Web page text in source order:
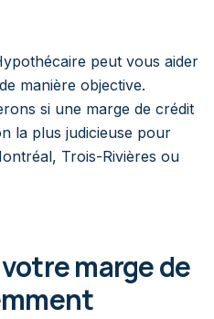
peut vous aider
manière objective.
si une marge de crédit
la plus judicieuse pour
Trois-Rivières ou
marge de